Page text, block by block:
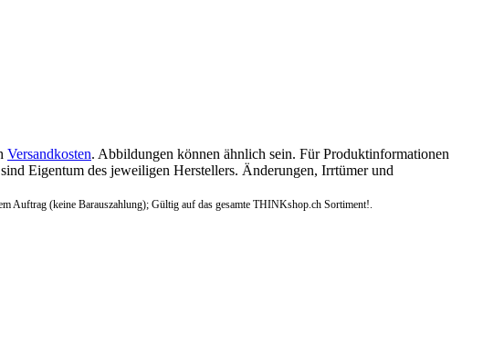
Versandkosten. Abbildungen können ähnlich sein. Für Produktinformationen
Eigentum des jeweiligen Herstellers. Änderungen, Irrtümer und
Auftrag (keine Barauszahlung); Gültig auf das gesamte THINKshop.ch Sortiment!.